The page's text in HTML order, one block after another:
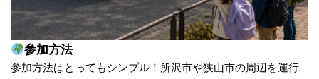
参加方法
参加方法はとってもシンプル！所沢市や狭山市の周辺を運行